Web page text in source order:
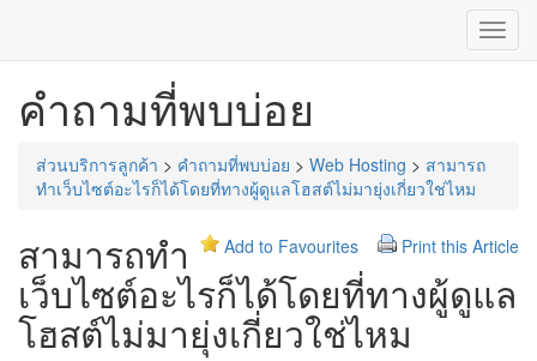
คำถามที่พบบ่อย
ส่วนบริการลูกค้า > คำถามที่พบบ่อย > Web Hosting > สามารถ
ทำเว็บไซต์อะไรก็ได้โดยที่ทางผู้ดูแลโฮสต์ไม่มายุ่งเกี่ยวใช่ไหม
Add to Favourites Print this Article
สามารถทำ
เว็บไซต์อะไรก็ได้โดยที่ทางผู้ดูแล
โฮสต์ไม่มายุ่งเกี่ยวใช่ไหม